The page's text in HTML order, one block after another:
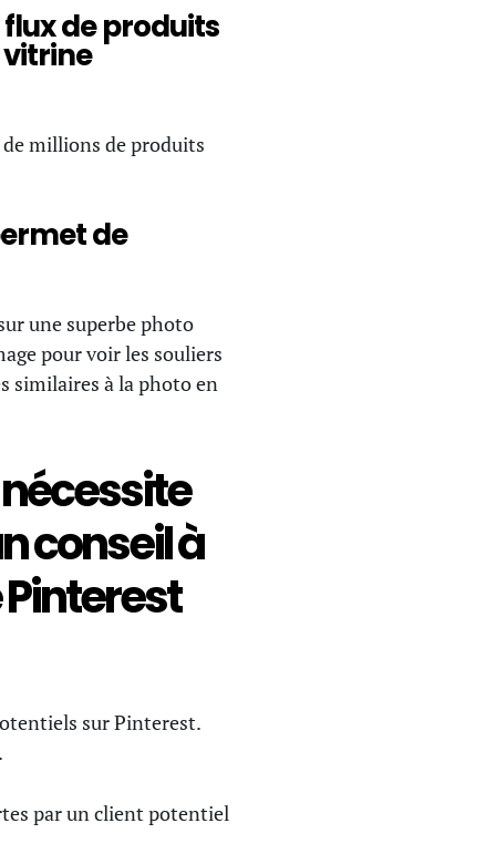
de produits
de millions de produits
de
une superbe photo
pour voir les souliers
similaires à la photo en
conseil à
sur Pinterest.
par un client potentiel